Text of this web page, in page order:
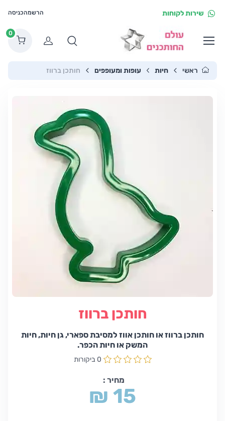
שירות לקוחות הרשמהכניסה
הרשמה
0
ראשי חיות עופות ומעופפים חותכן ברווז
חותכן ברווז
חותכן ברווז או חותכן אווז למסיבת ספארי, גן חיות, חיות
המשק או חיות הכפר.
0 ביקורות
מחיר :
₪ 15